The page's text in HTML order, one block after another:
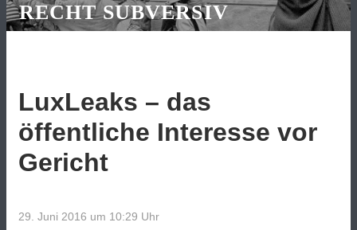
RECHT SUBVERSIV
LuxLeaks – das
öffentliche Interesse vor
Gericht
29. Juni 2016 um 10:29 Uhr